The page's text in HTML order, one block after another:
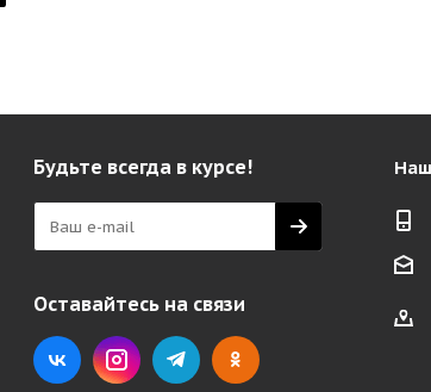
Будьте всегда в курсе!
Оставайтесь на связи